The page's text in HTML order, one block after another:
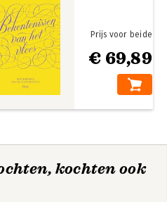
€ 69,89
Prijs voor beide
kochten ook